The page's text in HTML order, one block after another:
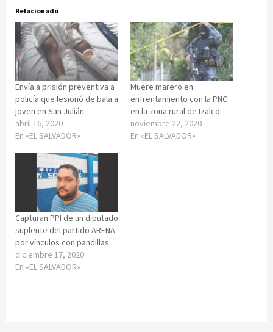
Relacionado
Envía a prisión preventiva a
policía que lesionó de bala a
joven en San Julián
abril 16, 2020
En «EL SALVADOR»
Muere marero en
enfrentamiento con la PNC
en la zona rural de Izalco
noviembre 22, 2020
En «EL SALVADOR»
Capturan PPI de un diputado
suplente del partido ARENA
por vínculos con pandillas
diciembre 17, 2020
En «EL SALVADOR»